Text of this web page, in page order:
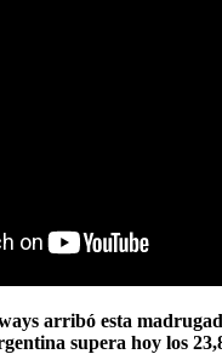
arribó esta
supera hoy los